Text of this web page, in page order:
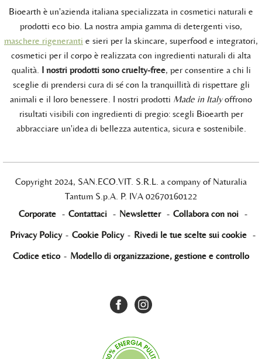
Bioearth è un'azienda italiana specializzata in cosmetici naturali e
prodotti eco bio. La nostra ampia gamma di detergenti viso,
maschere rigeneranti e sieri per la skincare, superfood e integratori,
cosmetici per il corpo è realizzata con ingredienti naturali di alta
qualità. I nostri prodotti sono cruelty-free, per consentire a chi li
sceglie di prendersi cura di sé con la tranquillità di rispettare gli
animali e il loro benessere. I nostri prodotti Made in Italyoffrono
risultati visibili con ingredienti di pregio: scegli Bioearth per
abbracciare un'idea di bellezza autentica, sicura e sostenibile.
Copyright 2024, SAN.ECO.VIT. S.R.L. a company of Naturalia
Tantum S.p.A. P. IVA 02670160122
Corporate - Contattaci - Newsletter - Collabora con noi -
Privacy Policy - Cookie Policy - Rivedi le tue scelte sui cookie -
Codice etico - Modello di organizzazione, gestione e controllo